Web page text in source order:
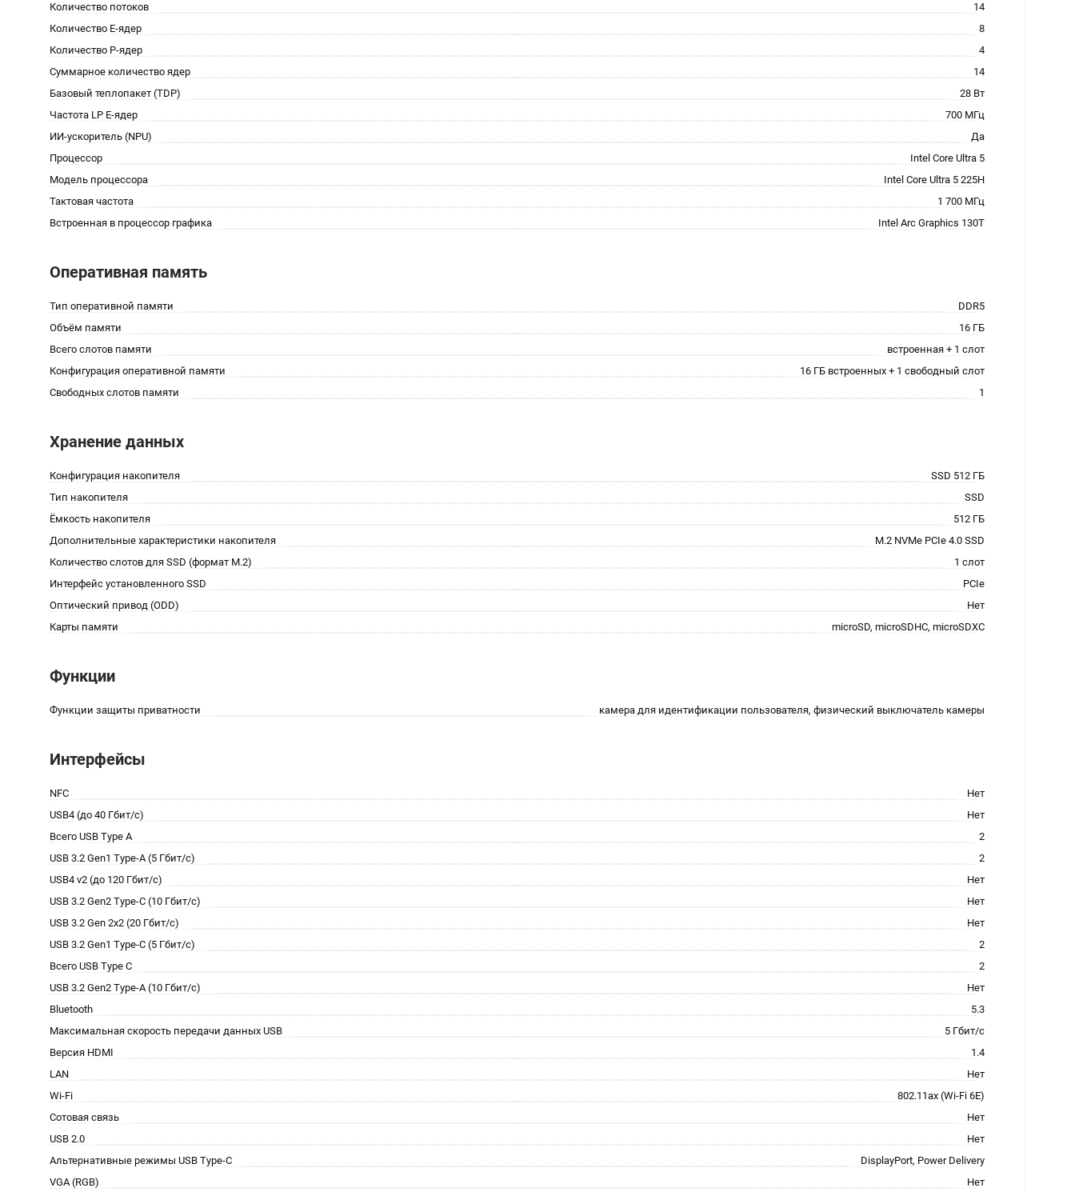
Количество потоков
14
Количество E-ядер
8
Количество P-ядер
4
Суммарное количество ядер
14
Базовый теплопакет (TDP)
28 Вт
Частота LP E-ядер
700 МГц
ИИ-ускоритель (NPU)
Да
Процессор
Intel Core Ultra 5
Модель процессора
Intel Core Ultra 5 225H
Тактовая частота
1 700 МГц
Встроенная в процессор графика
Intel Arc Graphics 130T
Оперативная память
Тип оперативной памяти
DDR5
Объём памяти
16 ГБ
Всего слотов памяти
встроенная + 1 слот
Конфигурация оперативной памяти
16 ГБ встроенных + 1 свободный слот
Свободных слотов памяти
1
Хранение данных
Конфигурация накопителя
SSD 512 ГБ
Тип накопителя
SSD
Ёмкость накопителя
512 ГБ
Дополнительные характеристики накопителя
M.2 NVMe PCIe 4.0 SSD
Количество слотов для SSD (формат M.2)
1 слот
Интерфейс установленного SSD
PCIe
Оптический привод (ODD)
Нет
Карты памяти
microSD, microSDHC, microSDXC
Функции
Функции защиты приватности камера для идентификации пользователя, физический выключатель камеры
Интерфейсы
NFC
Нет
USB4 (до 40 Гбит/с)
Нет
Всего USB Type A
2
USB 3.2 Gen1 Type-A (5 Гбит/с)
2
USB4 v2 (до 120 Гбит/с)
Нет
USB 3.2 Gen2 Type-C (10 Гбит/с)
Нет
USB 3.2 Gen 2x2 (20 Гбит/с)
Нет
USB 3.2 Gen1 Type-C (5 Гбит/с)
2
Всего USB Type C
2
USB 3.2 Gen2 Type-A (10 Гбит/с)
Нет
Bluetooth
5.3
Максимальная скорость передачи данных USB
5 Гбит/с
Версия HDMI
1.4
LAN
Нет
Wi-Fi
802.11ax (Wi-Fi 6E)
Сотовая связь
Нет
USB 2.0
Нет
Альтернативные режимы USB Type-C
DisplayPort, Power Delivery
VGA (RGB)
Нет